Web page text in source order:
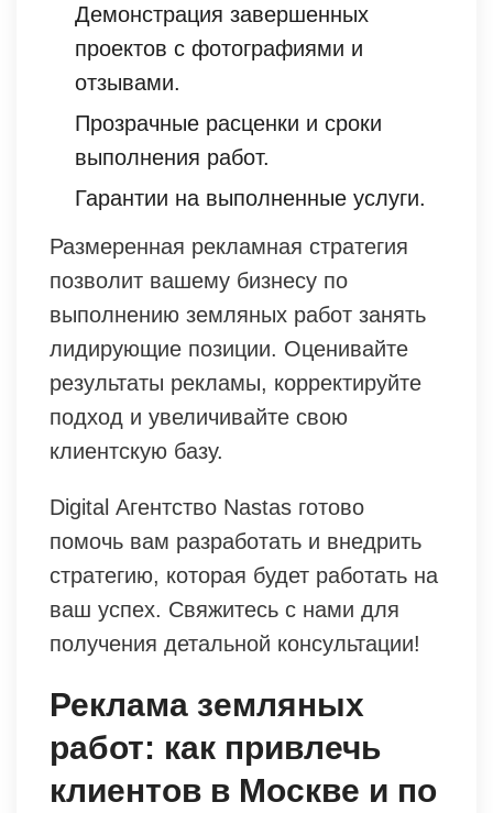
Демонстрация завершенных
проектов с фотографиями и
отзывами.
Прозрачные расценки и сроки
выполнения работ.
Гарантии на выполненные услуги.
Размеренная рекламная стратегия
позволит вашему бизнесу по
выполнению земляных работ занять
лидирующие позиции. Оценивайте
результаты рекламы, корректируйте
подход и увеличивайте свою
клиентскую базу.
Digital Агентство Nastas готово
помочь вам разработать и внедрить
стратегию, которая будет работать на
ваш успех. Свяжитесь с нами для
получения детальной консультации!
Реклама земляных
работ: как привлечь
клиентов в Москве и по